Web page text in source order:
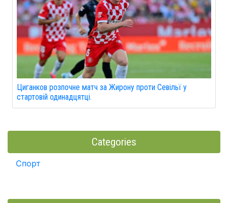
Циганков розпочне матч за Жирону проти Севільї у
стартовій одинадцятці.
Categories
Спорт